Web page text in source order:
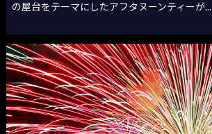
の屋台をテーマにしたアフタヌーンティーが...